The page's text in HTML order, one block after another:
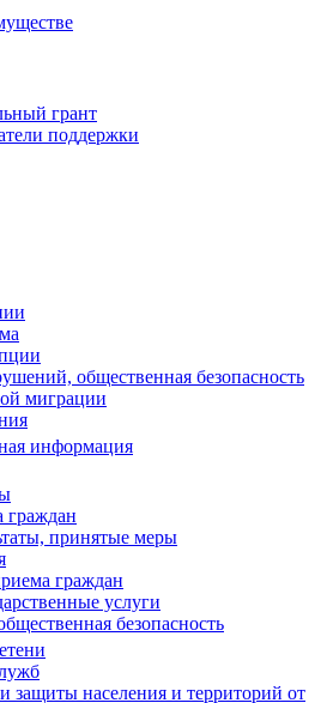
грант
поддержки
общественная безопасность
миграции
информация
граждан
принятые меры
граждан
услуги
безопасность
защиты населения и территорий от